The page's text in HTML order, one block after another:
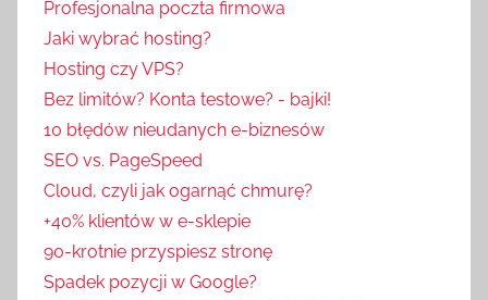
Profesjonalna poczta firmowa
Jaki wybrać hosting?
Hosting czy VPS?
Bez limitów? Konta testowe? - bajki!
10 błędów nieudanych e-biznesów
SEO vs. PageSpeed
Cloud, czyli jak ogarnąć chmurę?
+40% klientów w e-sklepie
90-krotnie przyspiesz stronę
Spadek pozycji w Google?